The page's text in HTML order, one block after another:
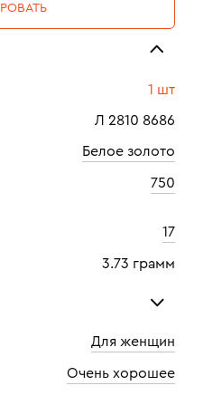
1 шт
Л 2810 8686
Белое золото
750
17
3.73 грамм
1 шт
Для женщин
Очень хорошее